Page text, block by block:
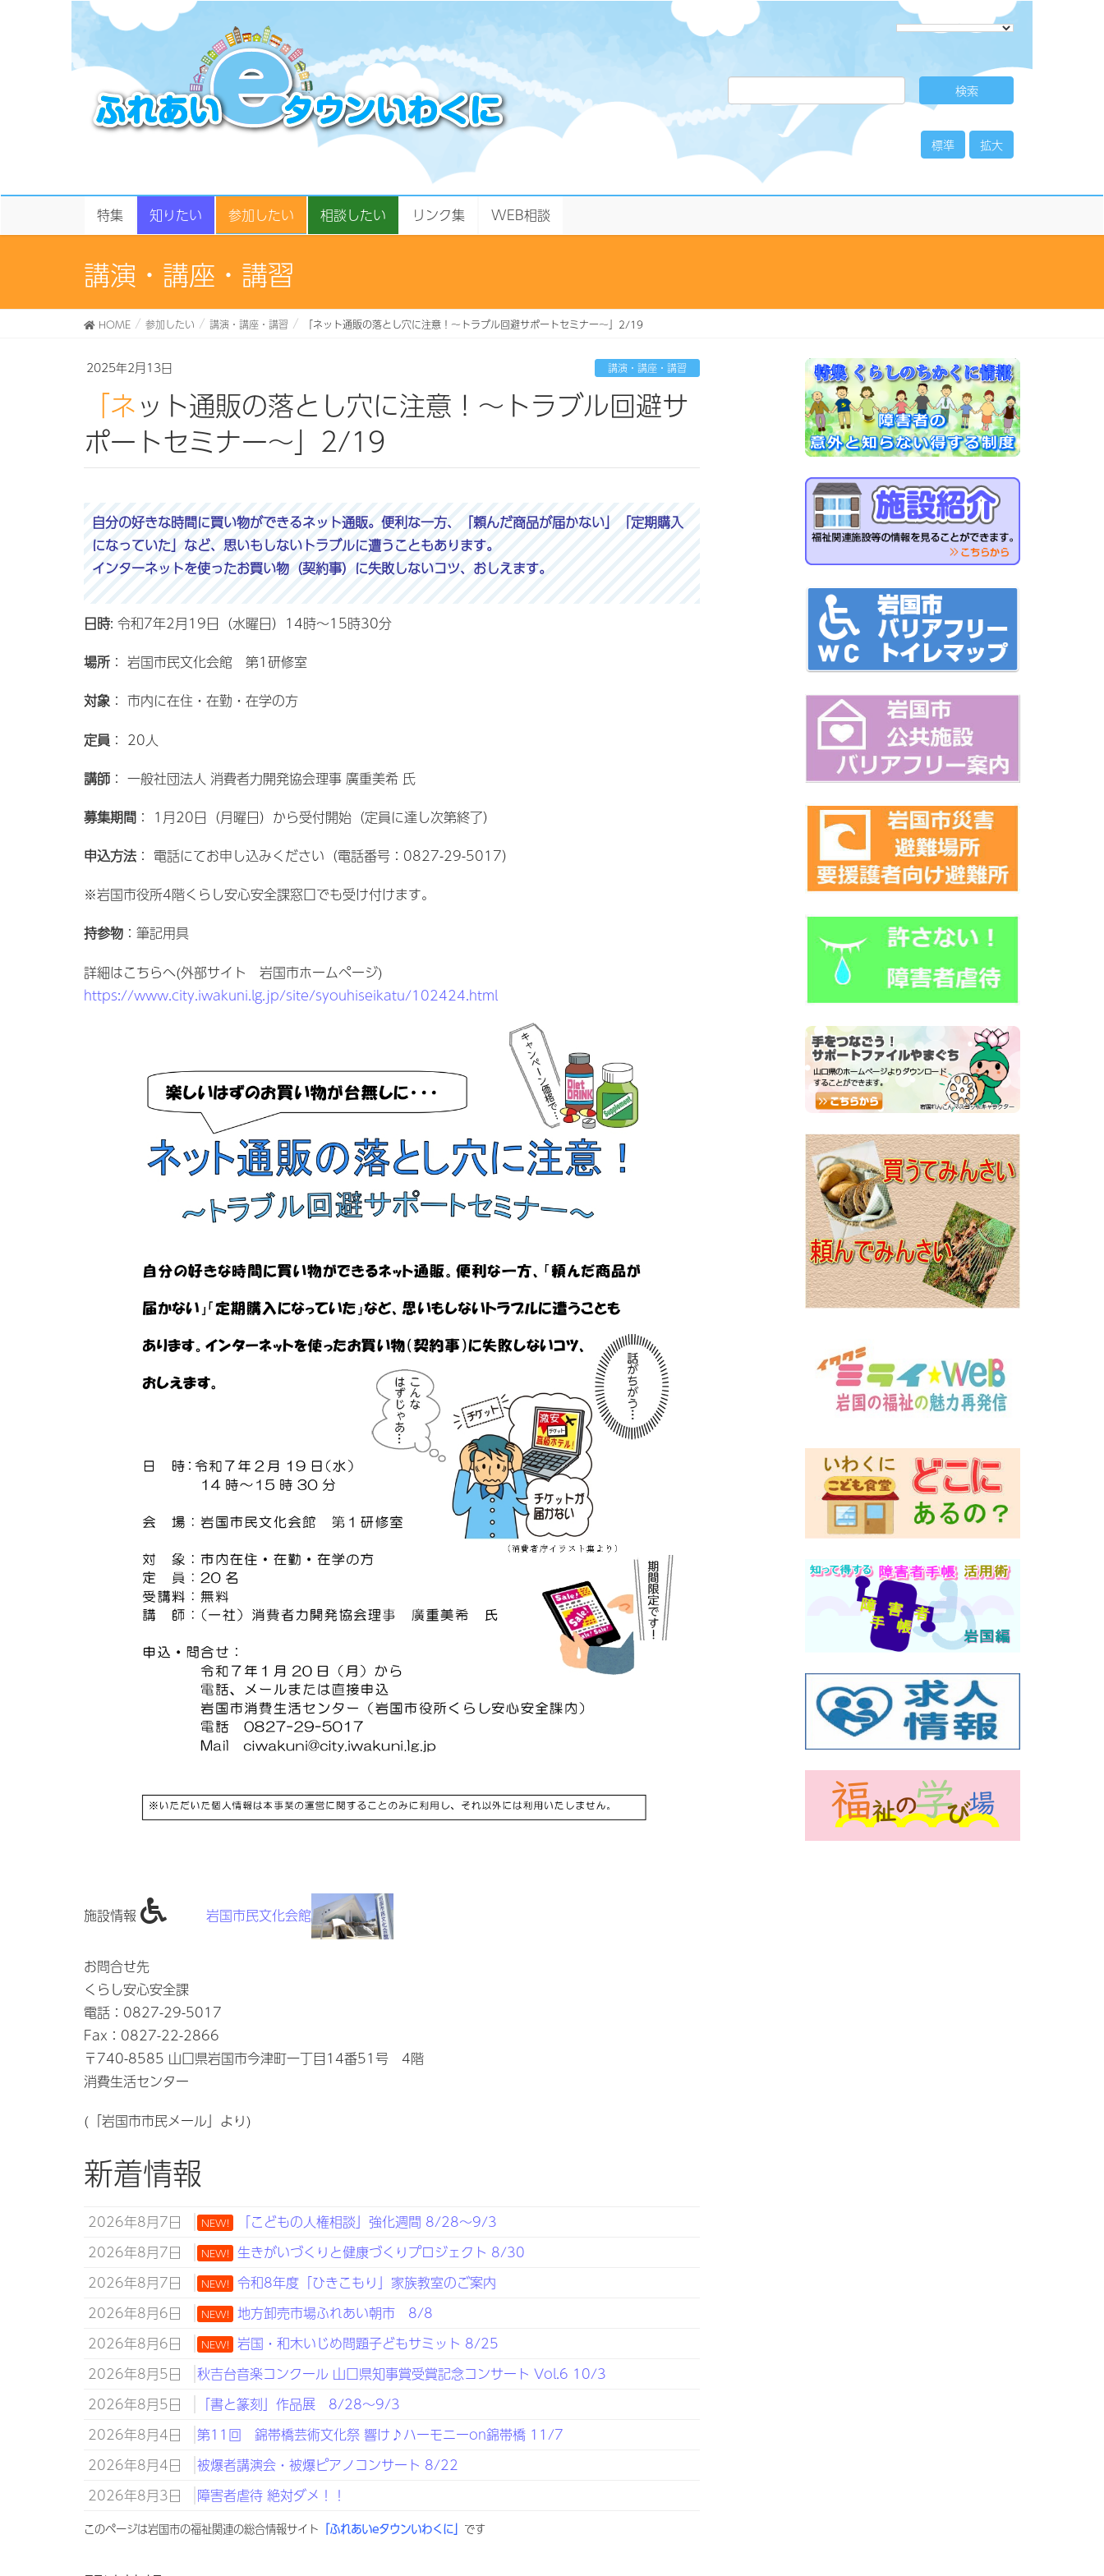
標準 拡大
特集 知りたい 参加したい 相談したい リンク集 WEB相談
講演・講座・講習
HOME 参加したい 講演・講座・講習 「ネット通販の落とし穴に注意！～トラブル回避サポートセミナー～」2/19
2025年2月13日 講演・講座・講習
「ネット通販の落とし穴に注意！～トラブル回避サ
ポートセミナー～」2/19
自分の好きな時間に買い物ができるネット通販。便利な一方、「頼んだ商品が届かない」「定期購入
になっていた」など、思いもしないトラブルに遭うこともあります。
インターネットを使ったお買い物（契約事）に失敗しないコツ、おしえます。
日時: 令和7年2月19日（水曜日）14時～15時30分
場所 ： 岩国市民文化会館 第1研修室
対象 ： 市内に在住・在勤・在学の方
定員 ： 20人
講師 ： 一般社団法人 消費者力開発協会理事 廣重美希 氏​
募集期間 ： 1月20日（月曜日）から受付開始（定員に達し次第終了）​
申込方法 ： 電話にてお申し込みください（電話番号：0827-29-5017）
※岩国市役所4階くらし安心安全課窓口でも受け付けます。
持参物 ：筆記用具
詳細はこちらへ(外部サイト 岩国市ホームページ)
https://www.city.iwakuni.lg.jp/site/syouhiseikatu/102424.html
施設情報 岩国市民文化会館
お問合せ先
くらし安心安全課
電話：0827-29-5017
Fax：0827-22-2866
〒740-8585 山口県岩国市今津町一丁目14番51号 4階
消費生活センター
(「岩国市市民メール」より)
新着情報
2026年8月7日 NEW!
「こどもの人権相談」強化週間 8/28～9/3
2026年8月7日
NEW! 生きがいづくりと健康づくりプロジェクト 8/30
2026年8月7日
NEW! 令和8年度「ひきこもり」家族教室のご案内
2026年8月6日
NEW! 地方卸売市場ふれあい朝市 8/8
2026年8月6日
NEW! 岩国・和木いじめ問題子どもサミット 8/25
2026年8月5日
秋吉台音楽コンクール 山口県知事賞受賞記念コンサート Vol.6 10/3
2026年8月5日
「書と篆刻」作品展 8/28～9/3
2026年8月4日
第11回 錦帯橋芸術文化祭 響け♪ハーモニーon錦帯橋 11/7
2026年8月4日
被爆者講演会・被爆ピアノコンサート 8/22
2026年8月3日
障害者虐待 絶対ダメ！！
このページは岩国市の福祉関連の総合情報サイト 「ふれあいeタウンいわくに」 です